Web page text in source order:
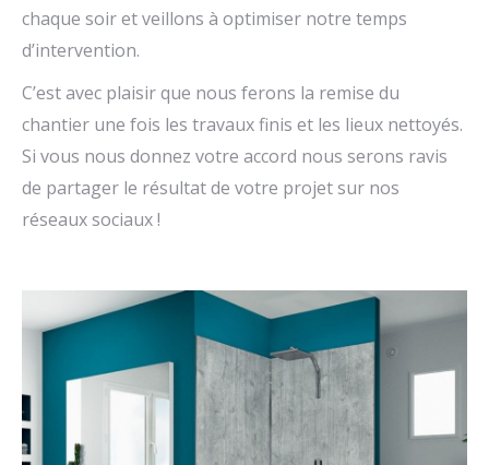
chaque soir et veillons à optimiser notre temps
d’intervention.
C’est avec plaisir que nous ferons la remise du
chantier une fois les travaux finis et les lieux nettoyés.
Si vous nous donnez votre accord nous serons ravis
de partager le résultat de votre projet sur nos
réseaux sociaux !